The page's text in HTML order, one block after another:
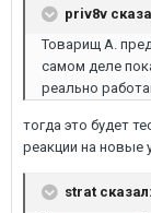
priv8v
Товарищ А.
самом деле
реально
тогда это будет
реакции на новые
strat сказал: